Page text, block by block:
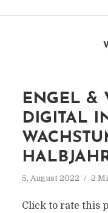
ENGEL &
DIGITAL
5. August 2022 2
Click to rate this